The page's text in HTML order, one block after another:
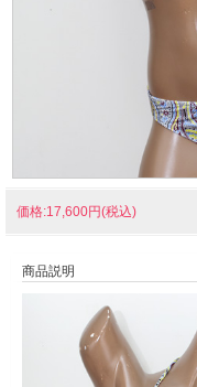
価格:17,600円(税込)
商品説明